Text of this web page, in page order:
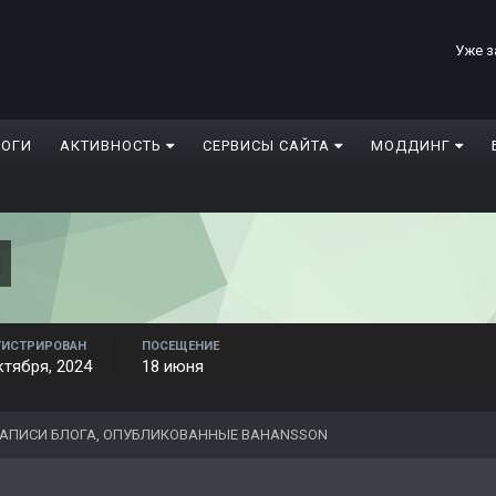
Уже
АКТИВНОСТЬ СЕРВИСЫ САЙТА МОДДИНГ
2024
ПОСЕЩЕНИЕ
18 июня
БЛОГА, ОПУБЛИКОВАННЫЕ BAHANSSON